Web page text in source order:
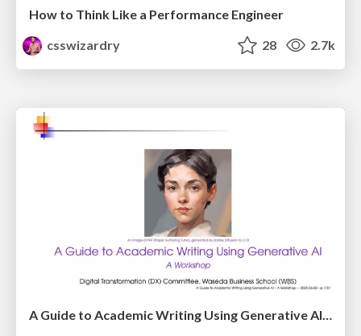
How to Think Like a Performance Engineer
csswizardry
28 2.7k